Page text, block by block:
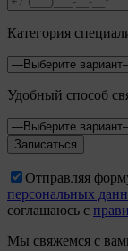
Категория
Удобный способ
Отправляя
персональных
соглашаюсь с
Мы свяжемся с